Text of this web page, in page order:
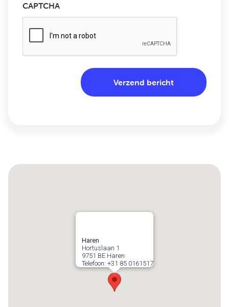
CAPTCHA
Haren
Hortuslaan 1
9751 BE Haren
Telefoon: +31 85 0161517